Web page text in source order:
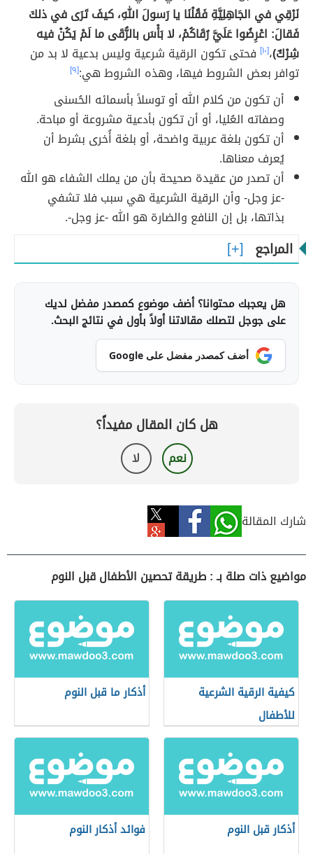
نَرْقِي في الجَاهِلِيَّةِ فَقُلْنَا يا رَسولَ اللهِ، كيفَ تَرَى في ذلكَ
فَقالَ: اعْرِضُوا عَلَيَّ رُقَاكُمْ، لا بَأْسَ بالرُّقَى ما لَمْ يَكُنْ فيه
شِرْكٌ)،[١٠]
فحتى تكون الرقية شرعية وليس بدعية لا بد من
توافر بعض الشروط فيها، وهذه الشروط هي:[٩]
أن تكون من كلام الله أو توسلاً بأسمائه الحُسنى
وصفاته العُليا، أو أن تكون بأدعية مشروعة أو مباحة.
أن تكون بلغة عربية واضحة، أو بلغة أُخرى بشرط أن
يُعرف معناها.
أن تصدر من عقيدة صحيحة بأن من يملك الشفاء هو الله
-عز وجل- وأن الرقية الشرعية هي سبب فلا تشفي
بذاتها، بل إن النافع والضارة هو الله -عز وجل-.
المراجع
هل يعجبك محتوانا؟ أضف موضوع كمصدر مفضل لديك
على جوجل لتصلك مقالاتنا أولاً بأول في نتائج البحث.
أضف كمصدر مفضل على Google
هل كان المقال مفيداً؟
نعم لا
شارك المقالة
مواضيع ذات صلة بـ : طريقة تحصين الأطفال قبل النوم
كيفية الرقية الشرعية
للأطفال
أذكار ما قبل النوم
أذكار قبل النوم فوائد أذكار النوم